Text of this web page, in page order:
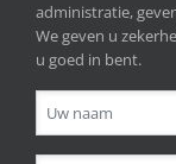
administratie,
We geven u
u goed in bent.